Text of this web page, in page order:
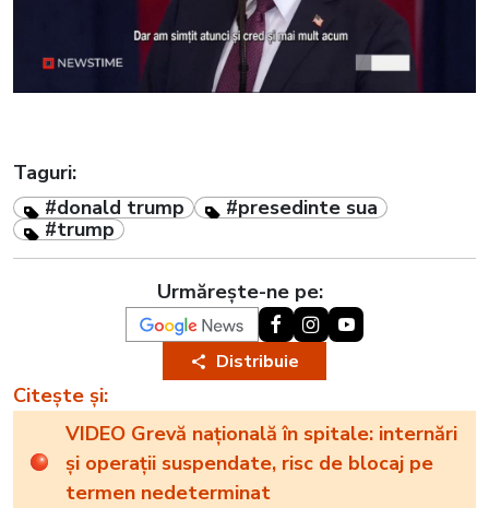
Taguri:
#donald trump
#presedinte sua
#trump
Urmărește-ne pe:
Distribuie
Citește și:
VIDEO Grevă națională în spitale: internări
și operații suspendate, risc de blocaj pe
termen nedeterminat